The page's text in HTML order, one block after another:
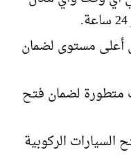
مستوى لضمان
متطورة لضمان فتح
الركوبية